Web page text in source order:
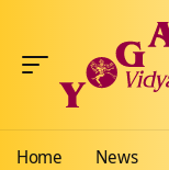
Home News